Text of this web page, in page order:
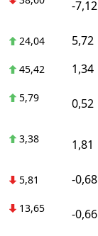
-7,12
24,04 5,72
45,42 1,34
5,79 0,52
3,38 1,81
5,81 -0,68
13,65 -0,66